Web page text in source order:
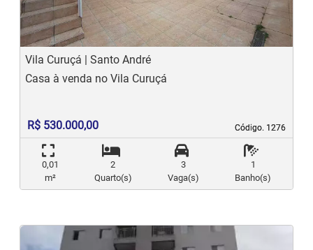
Vila Curuçá | Santo André
Código. 1276
Código. 1276
Casa à venda no Vila Curuçá
R$ 530.000,00
0,01
m²
2
Quarto(s)
3
Vaga(s)
1
Banho(s)